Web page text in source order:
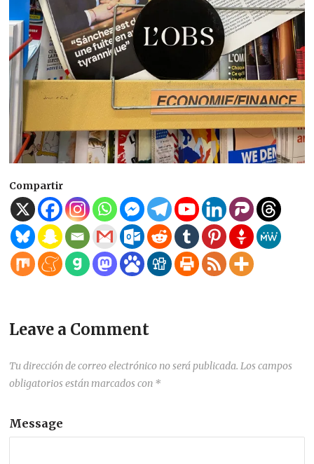
Compartir
Leave a Comment
Tu dirección de correo electrónico no será publicada. Los campos
obligatorios están marcados con *
Message